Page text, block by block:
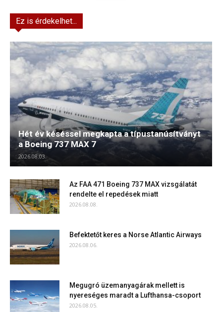
Ez is érdekelhet...
Hét év késéssel megkapta a típustanúsítványt
a Boeing 737 MAX 7
2026.08.03.
Az FAA 471 Boeing 737 MAX vizsgálatát
rendelte el repedések miatt
2026.08.08.
Befektetőt keres a Norse Atlantic Airways
2026.08.06.
Megugró üzemanyagárak mellett is
nyereséges maradt a Lufthansa-csoport
2026.08.05.